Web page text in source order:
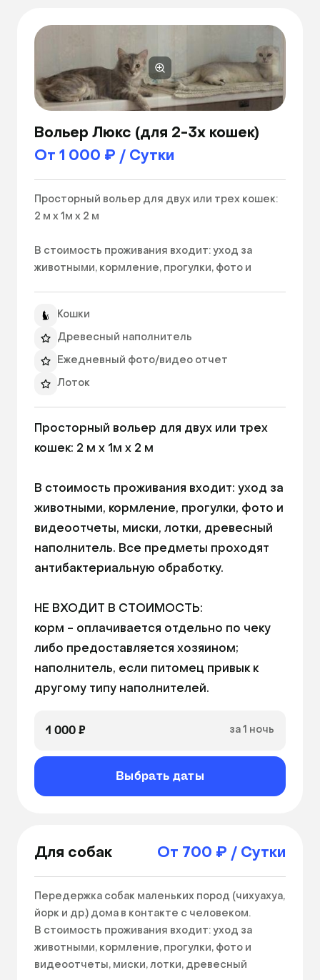
Вольер Люкс (для 2-3х кошек)
От 1 000 ₽ / Сутки
Просторный вольер для двух или трех кошек:
2 м х 1м х 2 м
В стоимость проживания входит: уход за
животными, кормление, прогулки, фото и
антибактериальную обработку.
НЕ ВХОДИТ В СТОИМОСТЬ:
предоставляется хозяином;
наполнитель, если питомец привык к другому
типу наполнителей.
Кошки
Древесный наполнитель
Ежедневный фото/видео отчет
Лоток
Миски
Игровое пространство для питомца
Питьевая вода
Длина номера: 2000ₘ
Просторный вольер для двух или трех
кошек: 2 м х 1м х 2 м
В стоимость проживания входит: уход за
животными, кормление, прогулки, фото и
видеоотчеты, миски, лотки, древесный
наполнитель. Все предметы проходят
антибактериальную обработку.
НЕ ВХОДИТ В СТОИМОСТЬ:
корм - оплачивается отдельно по чеку
либо предоставляется хозяином;
наполнитель, если питомец привык к
другому типу наполнителей.
1 000 ₽ за 1 ночь
Выбрать даты
Для собак От 700 ₽ / Сутки
Передержка собак маленьких пород (чихуахуа,
йорк и др.) дома в контакте с человеком.
В стоимость проживания входит: уход за
животными, кормление, прогулки, фото и
видеоотчеты, миски, лотки, древесный